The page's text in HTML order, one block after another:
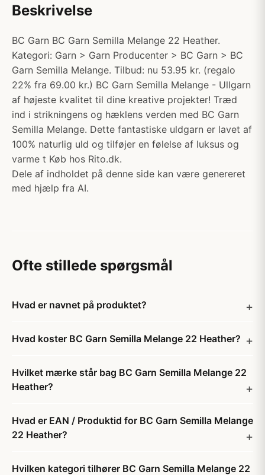
Beskrivelse
BC Garn BC Garn Semilla Melange 22 Heather.
Kategori: Garn > Garn Producenter > BC Garn > BC
Garn Semilla Melange. Tilbud: nu 53.95 kr. (regalo
22% fra 69.00 kr.) BC Garn Semilla Melange - Ullgarn
af højeste kvalitet til dine kreative projekter! Træd
ind i strikningens og hæklens verden med BC Garn
Semilla Melange. Dette fantastiske uldgarn er lavet af
100% naturlig uld og tilføjer en følelse af luksus og
varme t Køb hos Rito.dk.
Dele af indholdet på denne side kan være genereret
med hjælp fra AI.
Ofte stillede spørgsmål
Hvad er navnet på produktet?
Hvad koster BC Garn Semilla Melange 22 Heather?
Hvilket mærke står bag BC Garn Semilla Melange 22
Heather?
Hvad er EAN / Produktid for BC Garn Semilla Melange
22 Heather?
Hvilken kategori tilhører BC Garn Semilla Melange 22